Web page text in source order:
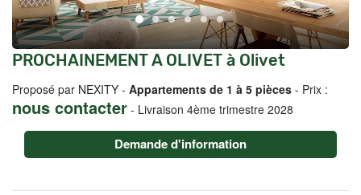
PROCHAINEMENT A OLIVET à Olivet
Proposé par NEXITY - Appartements de 1 à 5 pièces - Prix :
nous contacter - Livraison 4ème trimestre 2028
Demande d'information